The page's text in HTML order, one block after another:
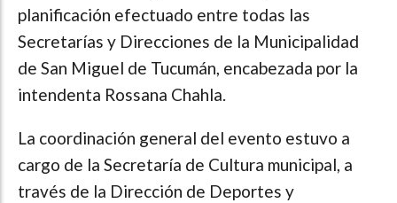
planificación efectuado entre todas las
Secretarías y Direcciones de la Municipalidad
de San Miguel de Tucumán, encabezada por la
intendenta Rossana Chahla.
La coordinación general del evento estuvo a
cargo de la Secretaría de Cultura municipal, a
través de la Dirección de Deportes y